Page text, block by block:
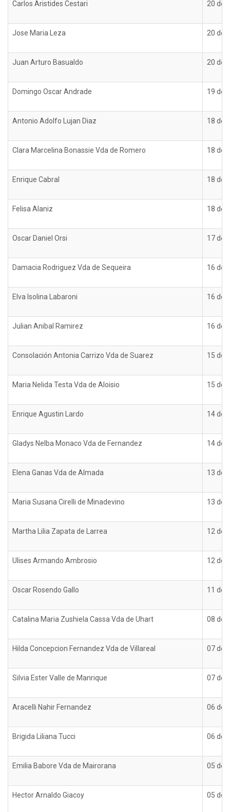
Carlos Aristides Cestari 20 de
Jose Maria Leza 20 de
Juan Arturo Basualdo 20 de
Domingo Oscar Andrade 19 de
Antonio Adolfo Lujan Diaz 18 de
Clara Marcelina Bonassie Vda de Romero 18 de
Enrique Cabral 18 de
Felisa Alaniz 18 de
Oscar Daniel Orsi 17 de
Damacia Rodriguez Vda de Sequeira 16 de
Elva Isolina Labaroni 16 de
Julian Anibal Ramirez 16 de
Consolación Antonia Carrizo Vda de Suarez 15 de
Maria Nelida Testa Vda de Aloisio 15 de
Enrique Agustin Lardo 14 de
Gladys Nelba Monaco Vda de Fernandez 14 de
Elena Ganas Vda de Almada 13 de
Maria Susana Cirelli de Minadevino 13 de
Martha Lilia Zapata de Larrea 12 de
Ulises Armando Ambrosio 12 de
Oscar Rosendo Gallo 11 de
Catalina Maria Zushiela Cassa Vda de Uhart 08 de
Hilda Concepcion Fernandez Vda de Villareal 07 de
Silvia Ester Valle de Manrique 07 de
Aracelli Nahir Fernandez 06 de
Brigida Liliana Tucci 06 de
Emilia Babore Vda de Mairorana 05 de
Hector Arnaldo Giacoy 05 de